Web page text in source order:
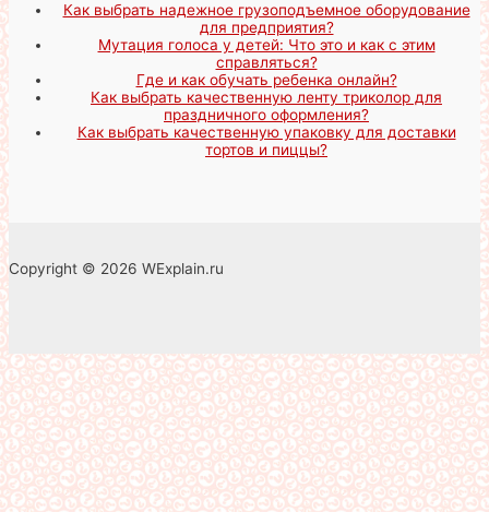
Как выбрать надежное грузоподъемное оборудование
для предприятия?
Мутация голоса у детей: Что это и как с этим
справляться?
Где и как обучать ребенка онлайн?
Как выбрать качественную ленту триколор для
праздничного оформления?
Как выбрать качественную упаковку для доставки
тортов и пиццы?
Copyright © 2026 WExplain.ru